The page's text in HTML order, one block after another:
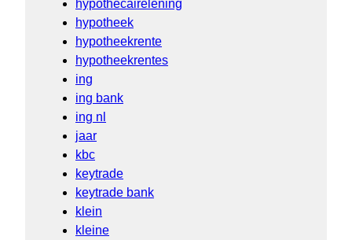
hypothecairelening
hypotheek
hypotheekrente
hypotheekrentes
ing
ing bank
ing nl
jaar
kbc
keytrade
keytrade bank
klein
kleine